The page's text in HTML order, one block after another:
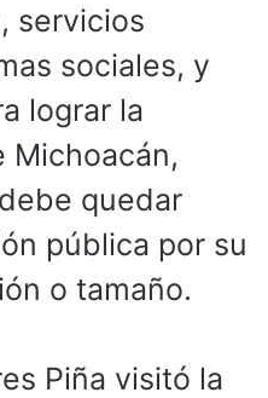
servicios
sociales, y
lograr la
Michoacán,
quedar
pública por su
o tamaño.
Piña visitó la